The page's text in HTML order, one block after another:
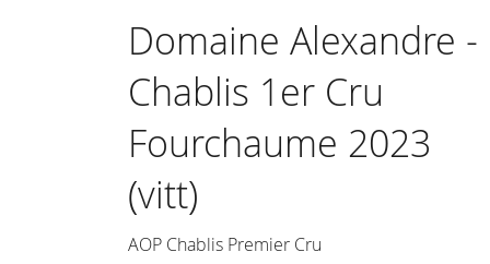
Domaine Alexandre -
Chablis 1er Cru
Fourchaume 2023
(vitt)
AOP Chablis Premier Cru